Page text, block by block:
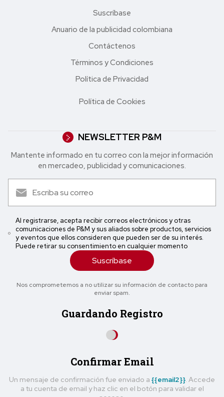
Suscríbase
Anuario de la publicidad colombiana
Contáctenos
Términos y Condiciones
Política de Privacidad
Política de Cookies
NEWSLETTER P&M
Mantente informado en tu correo con la mejor in formación
en mercadeo, publicidad y comunicaciones.
Al registrarse, acepta recibir correos electrónicos y otras
comunicaciones de P&M y sus aliados sobre productos, servicios
y eventos que ellos consideren que pueden ser de su interés.
Puede retirar su consentimiento en cualquier momento
Suscríbase
Nos comprometemos a no utilizar su información de contacto para
enviar spam.
Guardando Registro
Confirmar Email
Un mensaje de confirmación fue enviado a {{email2}} . Accede
a tu cuenta de email y haz clic en el botón para validar el